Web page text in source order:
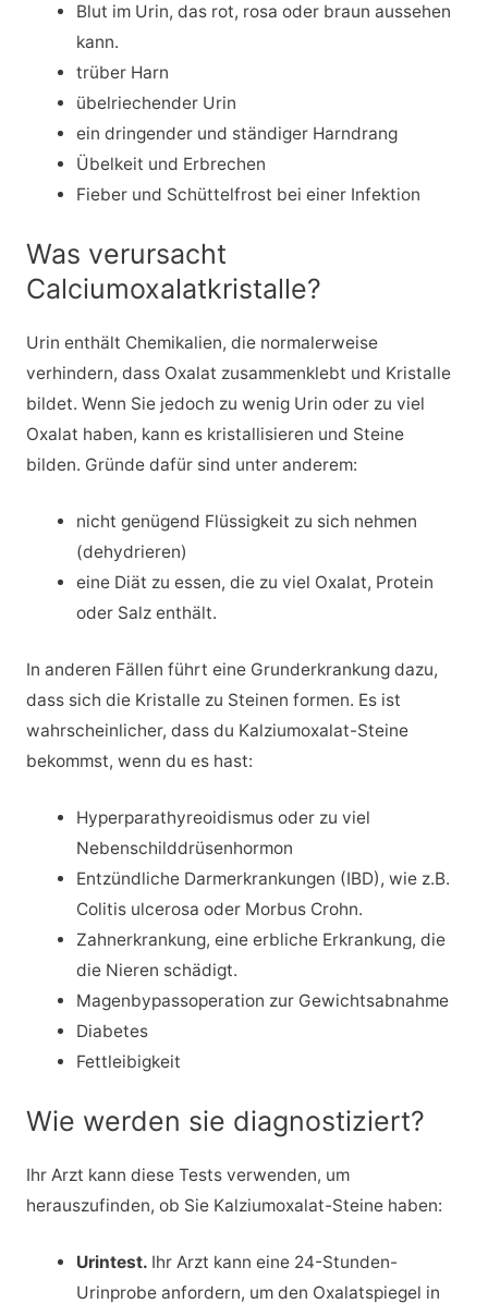
Blut im Urin, das rot, rosa oder braun aussehen
kann.
trüber Harn
übelriechender Urin
ein dringender und ständiger Harndrang
Übelkeit und Erbrechen
Fieber und Schüttelfrost bei einer Infektion
Was verursacht
Calciumoxalatkristalle?
Urin enthält Chemikalien, die normalerweise
verhindern, dass Oxalat zusammenklebt und Kristalle
bildet. Wenn Sie jedoch zu wenig Urin oder zu viel
Oxalat haben, kann es kristallisieren und Steine
bilden. Gründe dafür sind unter anderem:
nicht genügend Flüssigkeit zu sich nehmen
(dehydrieren)
eine Diät zu essen, die zu viel Oxalat, Protein
oder Salz enthält.
In anderen Fällen führt eine Grunderkrankung dazu,
dass sich die Kristalle zu Steinen formen. Es ist
wahrscheinlicher, dass du Kalziumoxalat-Steine
bekommst, wenn du es hast:
Hyperparathyreoidismus oder zu viel
Nebenschilddrüsenhormon
Entzündliche Darmerkrankungen (IBD), wie z.B.
Colitis ulcerosa oder Morbus Crohn.
Zahnerkrankung, eine erbliche Erkrankung, die
die Nieren schädigt.
Magenbypassoperation zur Gewichtsabnahme
Diabetes
Fettleibigkeit
Wie werden sie diagnostiziert?
Ihr Arzt kann diese Tests verwenden, um
herauszufinden, ob Sie Kalziumoxalat-Steine haben:
Urintest. Ihr Arzt kann eine 24-Stunden-
Urinprobe anfordern, um den Oxalatspiegel in